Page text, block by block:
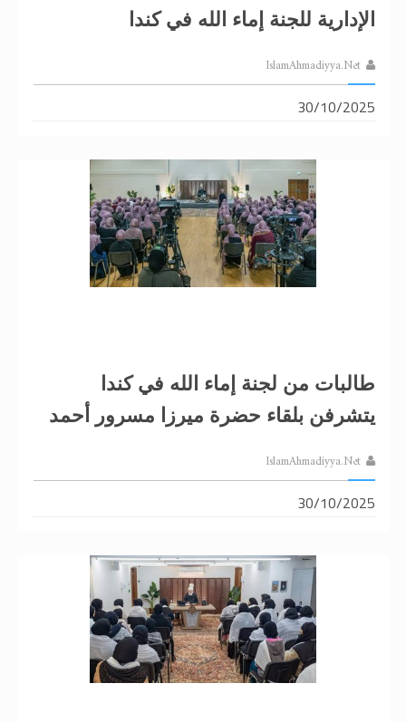
الإدارية للجنة إماء الله في كندا
IslamAhmadiyya.Net
30/10/2025
طالبات من لجنة إماء الله في كندا
يتشرفن بلقاء حضرة ميرزا ​​مسرور أحمد
IslamAhmadiyya.Net
30/10/2025